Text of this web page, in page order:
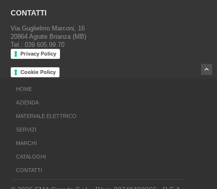
CONTATTI
Via Guglielmo Marconi, 16
20864 Agrate Brianza (MB)
Tel.: 039 605.99.70
Privacy Policy
Cookie Policy
HOME
AZIENDA
MATERIALE ELETTRICO
SERVIZI
MARCHI
CATALOGHI
CONTATTI